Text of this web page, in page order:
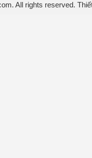
All rights reserved.